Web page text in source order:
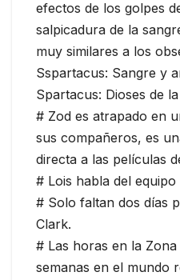
efectos de los golpes
salpicadura de la
muy similares a los
Sspartacus: Sangre y
Spartacus: Dioses de
# Zod es atrapado en
sus compañeros, es
directa a las películas
# Lois habla del equipo
# Solo faltan dos días
Clark.
# Las horas en la
semanas en el mundo